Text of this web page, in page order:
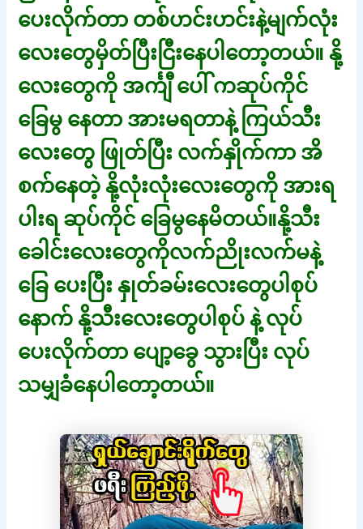
ပေးလိုက်တာ တစ်ဟင်းဟင်းနဲ့မျက်လုံး
လေးတွေမှိတ်ပြီးငြီးနေပါတော့တယ်။ နို့
လေးတွေကို အင်္ကျီ ပေါ် ကဆုပ်ကိုင်
ခြေမွ နေတာ အားမရတာနဲ့ ကြယ်သီး
လေးတွေ ဖြုတ်ပြီး လက်နှိုက်ကာ အိ
စက်နေတဲ့ နို့လုံးလုံးလေးတွေကို အားရ
ပါးရ ဆုပ်ကိုင် ခြေမွနေမိတယ်။နို့သီး
ခေါင်းလေးတွေကိုလက်ညိုးလက်မနဲ့
ခြေ ပေးပြီး နှုတ်ခမ်းလေးတွေပါစုပ်
နောက် နို့သီးလေးတွေပါစုပ် နဲ့ လုပ်
ပေးလိုက်တာ ပျော့ခွေ သွားပြီး လုပ်
သမျှခံနေပါတော့တယ်။